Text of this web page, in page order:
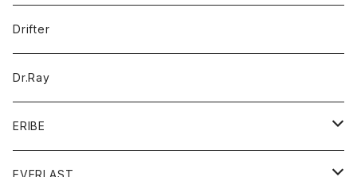
パーカー
バッグ
コート
ジャケット
アクセサリー
バッグ
キッズ
シャツ
Tシャツ
グッズ
帽子
トップス
帽子
Drifter
Dr.Ray
ERIBE
ニット
EVERLAST